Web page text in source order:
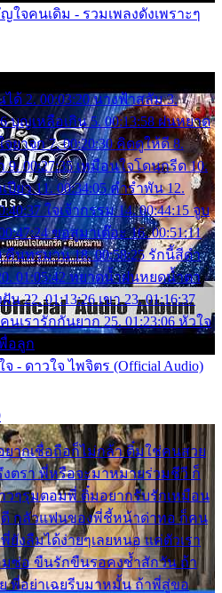
จคนเดิม - รวมเพลงดังเพราะๆ
ด้ 2. 00:03:20 นางฟ้าสลัม 3.
บุญเหลือเกิน 5. 00:13:58 ฝนหยาด
จยาจก 7. 00:20:30 คิดดูให้ดี 8.
9. 00:27:35 เหมือนใจโดนกรีด 10.
ปียว 11. 00:34:05 คำรำพัน 12.
ใจเจ้ากรรม 14. 00:44:15 จูบ
ขอสูมาเต๊อะ 16. 00:51:11
คืนทรมาน 18. 00:58:25 รักนี้สีดำ
01:05:42 หยาดน้ำฝนหยดน้ำตา
น 22. 01:13:26 เขา 23. 01:16:37
นเรารักกันยาก 25. 01:23:06 หัวใจ
พื่อลูก
จ - ดาวใจ ไพจิตร (Official Audio)
ยากเชื่อถือก็ไม่กล้า ติ๋มใช่คนสวย
งตรา พี่หรือจะมาหมายร่วมชีวี ก็
วๆรุมตอมพี่ ติ๋มอยากรับรักเหมือน
กลัวแฟนของพี่ชี้หน้าด่าทอ ก็คน
งลืมได้ง่ายๆเลยหนอ แค่ตัวเรา
ซ่อ ขืนรักขืนรอคงช้ำสักวัน ถ้า
พี่อย่าเฉยรีบมาหมั้น ถ้าพี่สู่ขอ